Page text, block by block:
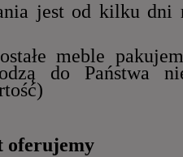
jest od kilku dni
meble
do Państwa
oferujemy